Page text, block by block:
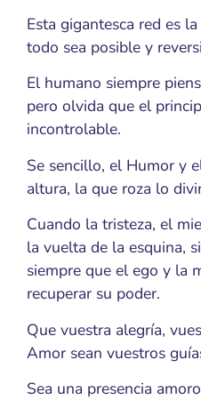
Esta gigantesca red es
todo sea posible y
El humano siempre
pero olvida que el
incontrolable.
Se sencillo, el Humor y
altura, la que roza lo
Cuando la tristeza, el
la vuelta de la esquina,
siempre que el ego y la
recuperar su poder.
Que vuestra alegría,
Amor sean vuestros
Sea una presencia